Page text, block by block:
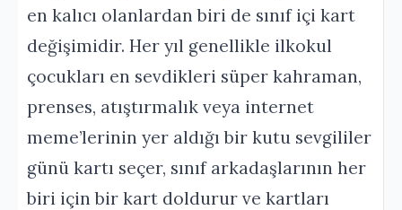
en kalıcı olanlardan biri de sınıf içi kart
değişimidir. Her yıl genellikle ilkokul
çocukları en sevdikleri süper kahraman,
prenses, atıştırmalık veya internet
meme’lerinin yer aldığı bir kutu sevgililer
günü kartı seçer, sınıf arkadaşlarının her
biri için bir kart doldurur ve kartları